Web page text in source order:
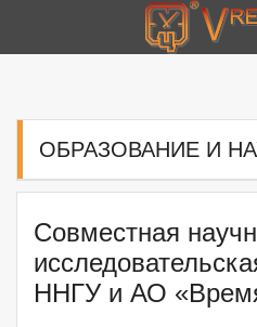
contentОБРАЗОВАНИЕ И
Совместная
ННГУ и АО